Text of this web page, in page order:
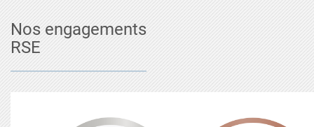
Nos engagements
RSE